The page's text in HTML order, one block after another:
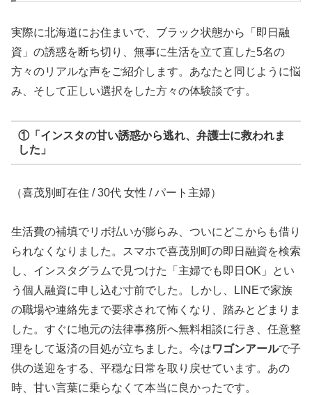
実際に北海道にお住まいで、ブラック状態から「即日融
資」の誘惑を断ち切り、無事に生活を立て直した5名の
方々のリアルな声をご紹介します。あなたと同じように悩
み、そして正しい選択をした方々の体験談です。
①「インスタの甘い誘惑から逃れ、弁護士に救われま
した」
（喜茂別町在住 / 30代 女性 / パート主婦）
生活費の補填でリボ払いが膨らみ、ついにどこからも借り
られなくなりました。スマホで喜茂別町の即日融資を検索
し、インスタグラムで見つけた「主婦でも即日OK」とい
う個人融資に申し込む寸前でした。しかし、LINEで家族
の職場や連絡先まで要求されて怖くなり、踏みとどまりま
した。すぐに地元の法律事務所へ無料相談に行き、任意整
理をして返済の目処が立ちました。今はワゴンアールで子
供の送迎をする、平穏な日常を取り戻せています。あの
時、甘い言葉に乗らなくて本当に良かったです。